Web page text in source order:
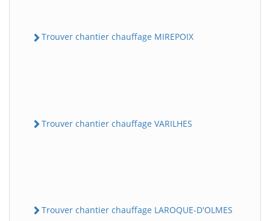
Trouver chantier chauffage MIREPOIX
Trouver chantier chauffage VARILHES
Trouver chantier chauffage LAROQUE-D'OLMES